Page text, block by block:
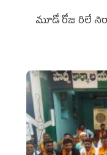
మూడో రోజు రిలే